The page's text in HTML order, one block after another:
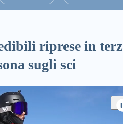
riprese in
sugli sci